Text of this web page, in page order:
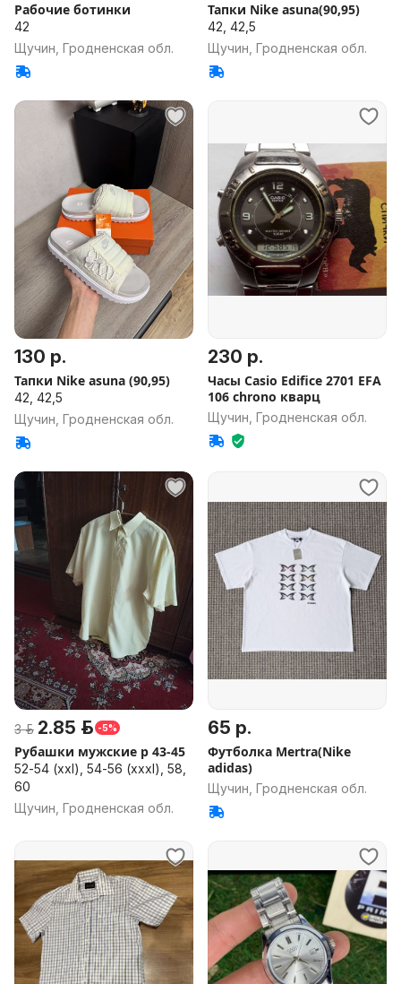
Рабочие ботинки
42
Щучин, Гродненская обл.
Тапки Nike asuna(90,95)
42, 42,5
Щучин, Гродненская обл.
130 р.
Тапки Nike asuna (90,95)
42, 42,5
Щучин, Гродненская обл.
230 р.
Часы Casio Edifice 2701 EFA
106 chrono кварц
Щучин, Гродненская обл.
3 р. 2.85 р. -5%
Рубашки мужские р 43-45
52-54 (xxl), 54-56 (xxxl), 58,
60
Щучин, Гродненская обл.
65 р.
Футболка Mertra(Nike
adidas)
Щучин, Гродненская обл.